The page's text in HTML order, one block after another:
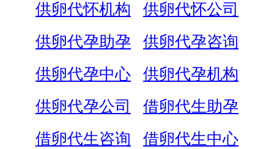
供卵代怀机构
供卵代怀公司
供卵代孕助孕
供卵代孕咨询
供卵代孕中心
供卵代孕机构
供卵代孕公司
借卵代生助孕
借卵代生咨询
借卵代生中心